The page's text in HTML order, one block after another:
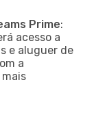
Prime:
acesso a
e aluguer de
a